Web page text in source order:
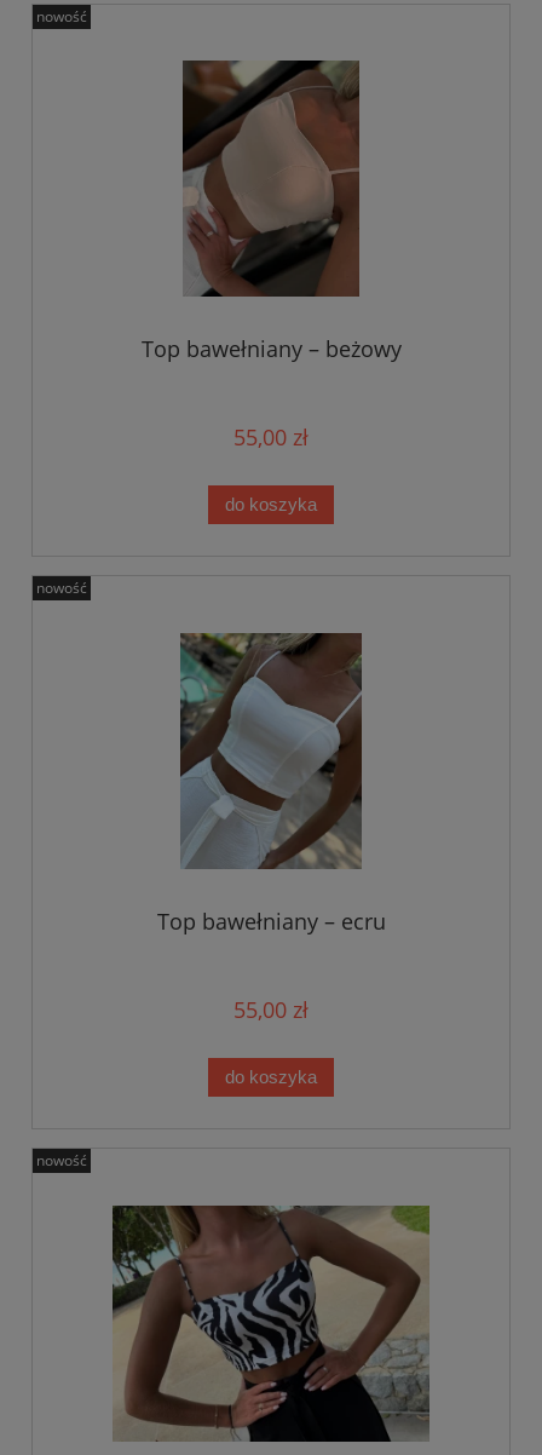
Top bawełniany – beżowy
55,00 zł
do koszyka
nowość
Top bawełniany – ecru
55,00 zł
do koszyka
nowość
nowość